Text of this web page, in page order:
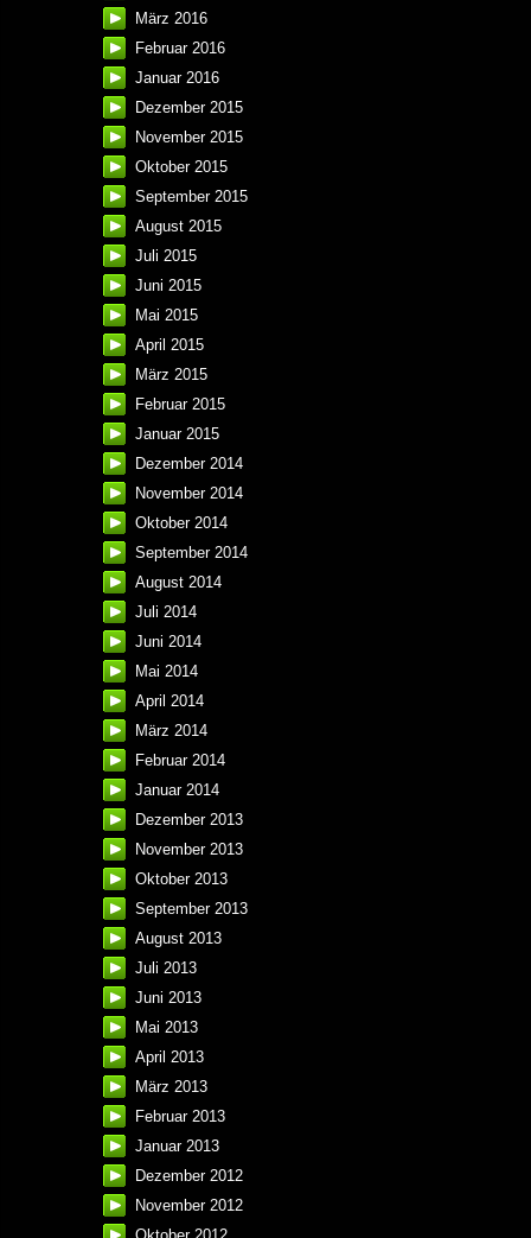
März 2016
Februar 2016
Januar 2016
Dezember 2015
November 2015
Oktober 2015
September 2015
August 2015
Juli 2015
Juni 2015
Mai 2015
April 2015
März 2015
Februar 2015
Januar 2015
Dezember 2014
November 2014
Oktober 2014
September 2014
August 2014
Juli 2014
Juni 2014
Mai 2014
April 2014
März 2014
Februar 2014
Januar 2014
Dezember 2013
November 2013
Oktober 2013
September 2013
August 2013
Juli 2013
Juni 2013
Mai 2013
April 2013
März 2013
Februar 2013
Januar 2013
Dezember 2012
November 2012